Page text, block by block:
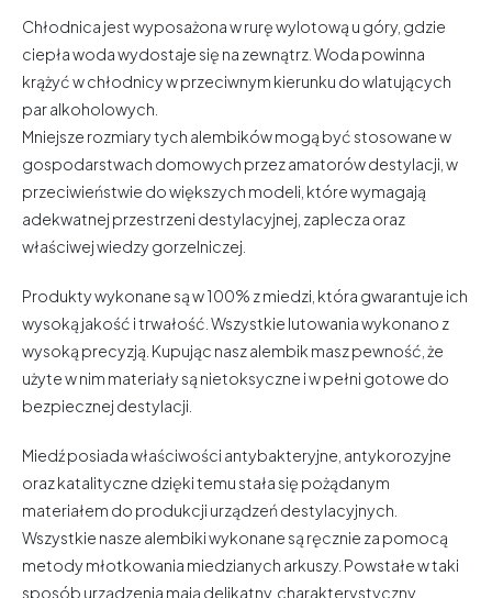
Chłodnica jest wyposażona w rurę wylotową u góry, gdzie
ciepła woda wydostaje się na zewnątrz. Woda powinna
krążyć w chłodnicy w przeciwnym kierunku do wlatujących
par alkoholowych.
Mniejsze rozmiary tych alembików mogą być stosowane w
gospodarstwach domowych przez amatorów destylacji, w
przeciwieństwie do większych modeli, które wymagają
adekwatnej przestrzeni destylacyjnej, zaplecza oraz
właściwej wiedzy gorzelniczej.
Produkty wykonane są w 100% z miedzi, która gwarantuje ich
wysoką jakość i trwałość. Wszystkie lutowania wykonano z
wysoką precyzją. Kupując nasz alembik masz pewność, że
użyte w nim materiały są nietoksyczne i w pełni gotowe do
bezpiecznej destylacji.
Miedź posiada właściwości antybakteryjne, antykorozyjne
oraz katalityczne dzięki temu stała się pożądanym
materiałem do produkcji urządzeń destylacyjnych.
Wszystkie nasze alembiki wykonane są ręcznie za pomocą
metody młotkowania miedzianych arkuszy. Powstałe w taki
sposób urządzenia mają delikatny, charakterystyczny